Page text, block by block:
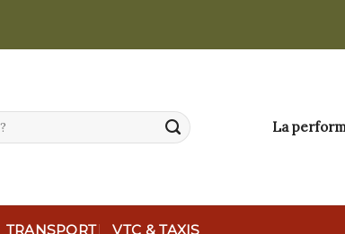
La
TRANSPORT VTC & TAXIS